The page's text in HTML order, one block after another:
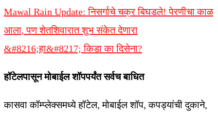
Mawal Rain Update: निसर्गाचे चक्र बिघडले! पेरणीचा काळ
आला, पण शेतशिवारात शुभ संकेत देणारा
&#8216;हा&#8217; किडा का दिसेना?
हॉटेलपासून मोबाईल शॉपपर्यंत सर्वच बाधित
कासवा कॉम्प्लेक्समध्ये हॉटेल, मोबाईल शॉप, कपड्यांची दुकाने,